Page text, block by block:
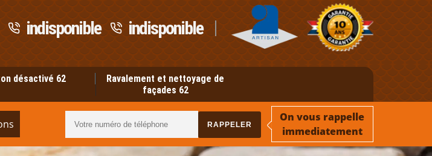
indisponible indisponible
désactivé 62
Ravalement et nettoyage de
façades 62
On vous rappelle
immediatement